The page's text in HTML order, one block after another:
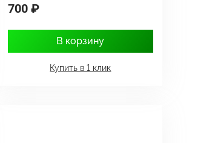
700 ₽
В корзину
Купить в 1 клик